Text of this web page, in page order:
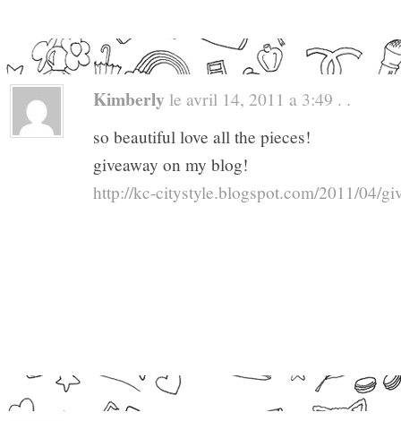
Kimberly le avril 14, 2011 a 3:49 . .
so beautiful love all the pieces!
giveaway on my blog!
http://kc-citystyle.blogspot.com/2011/04/